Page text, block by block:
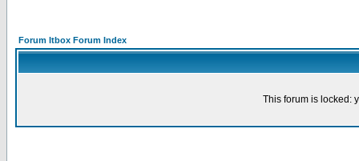
Forum Itbox Forum Index
This forum is locked: